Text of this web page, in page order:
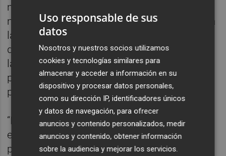
mercado italiano desde 2011 donde hasta el
momento, su principal área de actuación era
la energía solar. Su entrada en el mercado
del almacenamiento energético en Italia es
la prueba del buen funcionamiento de los
planes de expansión que la compañía tenía
previstos para este 2021 en el país.
“Power Electronics reafirma su apuesta por
el mercado italiano, siendo uno de los
pioneros del almacenamiento energético en
Uso responsable de sus
datos
Nosotros y nuestros socios utilizamos
cookies y tecnologías similares para
almacenar y acceder a información en su
dispositivo y procesar datos personales,
como su dirección IP, identificadores únicos
y datos de navegación, para ofrecer
anuncios y contenido personalizados, medir
anuncios y contenido, obtener información
sobre la audiencia y mejorar los servicios.